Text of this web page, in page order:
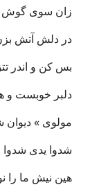
زان سوی گوش
در دلش آتش
بس کن و اندر
دلبر خوبست و
مولوی » دیوان
شدوا یدی
هین نیش ما را